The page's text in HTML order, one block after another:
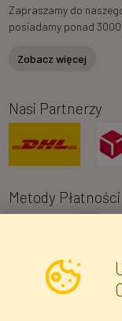
Zapraszamy do
posiadamy ponad
Zobacz więcej
Nasi Partnerzy
Metody Płatności